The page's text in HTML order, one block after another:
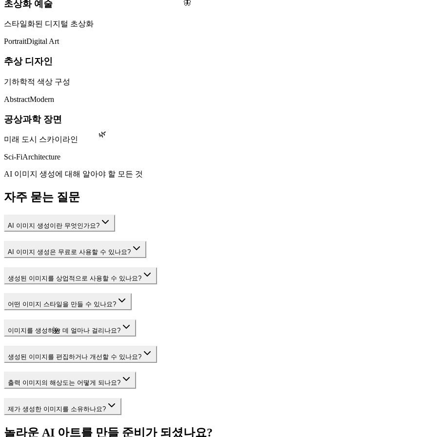
🌿
🌺
🦋
초상화 예술
스타일화된 디지털 초상화
PortraitDigital Art
추상 디자인
기하학적 색상 구성
AbstractModern
공상과학 장면
미래 도시 스카이라인
Sci-FiArchitecture
AI 이미지 생성에 대해 알아야 할 모든 것
자주 묻는 질문
AI 이미지 생성이란 무엇인가요?
AI 이미지 생성은 무료로 사용할 수 있나요?
생성된 이미지를 상업적으로 사용할 수 있나요?
어떤 이미지 스타일을 만들 수 있나요?
이미지를 생성하는 데 얼마나 걸리나요?
생성된 이미지를 편집하거나 개선할 수 있나요?
출력 이미지의 해상도는 어떻게 되나요?
제가 생성한 이미지를 소유하나요?
놀라운 AI 아트를 만들 준비가 되셨나요?